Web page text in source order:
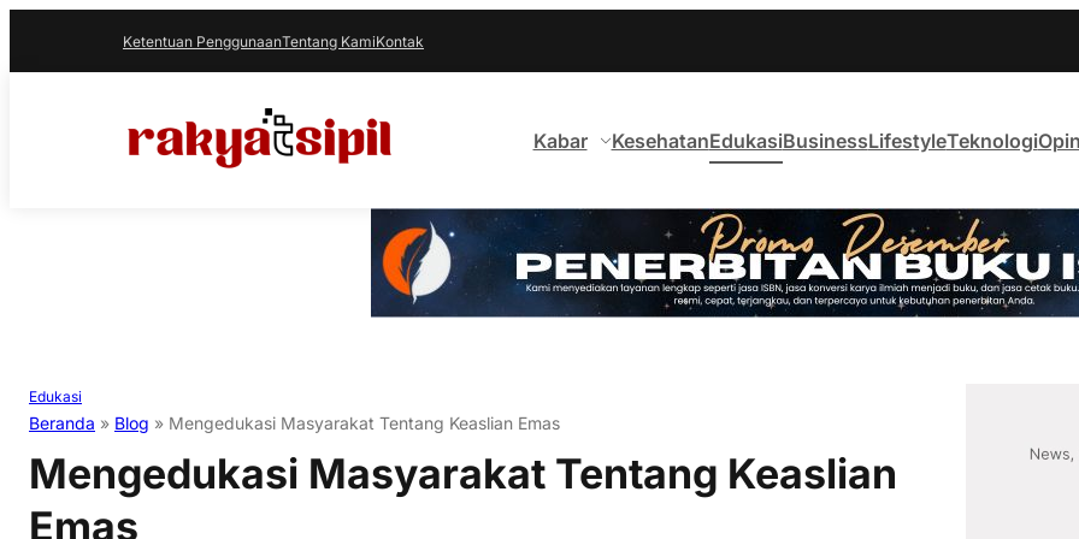
Ketentuan PenggunaanTentang KamiKontak
Kabar KesehatanEdukasiBusinessLifestyleTeknologi
Edukasi
Beranda » Blog » Mengedukasi Masyarakat Tentang Keaslian Emas
Mengedukasi Masyarakat Tentang Keaslian
Emas